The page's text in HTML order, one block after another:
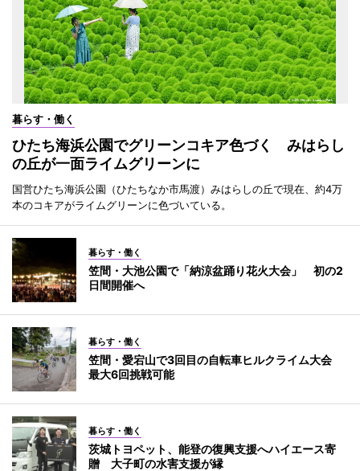
暮らす・働く
ひたち海浜公園でグリーンコキア色づく みはらし
の丘が一面ライムグリーンに
国営ひたち海浜公園（ひたちなか市馬渡）みはらしの丘で現在、約4万
本のコキアがライムグリーンに色づいている。
暮らす・働く
笠間・大池公園で「納涼盆踊り花火大会」 初の2
日間開催へ
暮らす・働く
笠間・愛宕山で3回目の自転車ヒルクライム大会
最大6回挑戦可能
暮らす・働く
茨城トヨペット、能登の復興支援へハイエース寄
贈 大子町の水害支援が縁